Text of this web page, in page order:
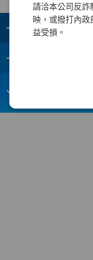
請洽本公司反
映，或撥打內
益受損。
+ 集團成員
+